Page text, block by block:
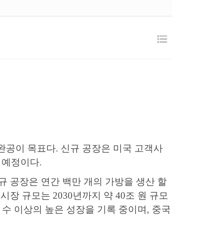
공이 목표다. 신규 공장은 미국 고객사
정이다.
공장은 연간 백만 개의 가방을 생산 할
장 규모는 2030년까지 약 40조 원 규모
이상의 높은 성장을 기록 중이며, 중국